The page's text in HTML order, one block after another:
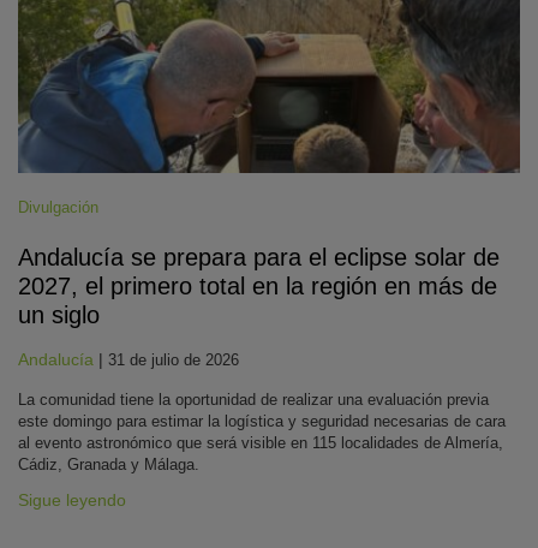
Divulgación
Andalucía se prepara para el eclipse solar de
2027, el primero total en la región en más de
un siglo
Andalucía | 31 de julio de 2026
La comunidad tiene la oportunidad de realizar una evaluación previa
este domingo para estimar la logística y seguridad necesarias de cara
al evento astronómico que será visible en 115 localidades de Almería,
Cádiz, Granada y Málaga.
Sigue leyendo